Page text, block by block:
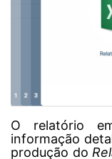
O relatório
informação
produção do